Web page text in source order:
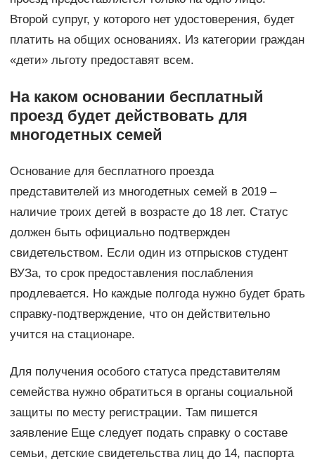
Второй супруг, у которого нет удостоверения, будет
платить на общих основаниях. Из категории граждан
«дети» льготу предоставят всем.
На каком основании бесплатный
проезд будет действовать для
многодетных семей
Основание для бесплатного проезда
представителей из многодетных семей в 2019 –
наличие троих детей в возрасте до 18 лет. Статус
должен быть официально подтвержден
свидетельством. Если один из отпрысков студент
ВУЗа, то срок предоставления послабления
продлевается. Но каждые полгода нужно будет брать
справку-подтверждение, что он действительно
учится на стационаре.
Для получения особого статуса представителям
семейства нужно обратиться в органы социальной
защиты по месту регистрации. Там пишется
заявление Еще следует подать справку о составе
семьи, детские свидетельства лиц до 14, паспорта